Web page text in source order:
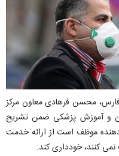
فارس، محسن فرهادی معاون مرکز
و آموزش پزشکی ضمن تشریح
موظف است از ارائه خدمت
کنند، خودداری کند.